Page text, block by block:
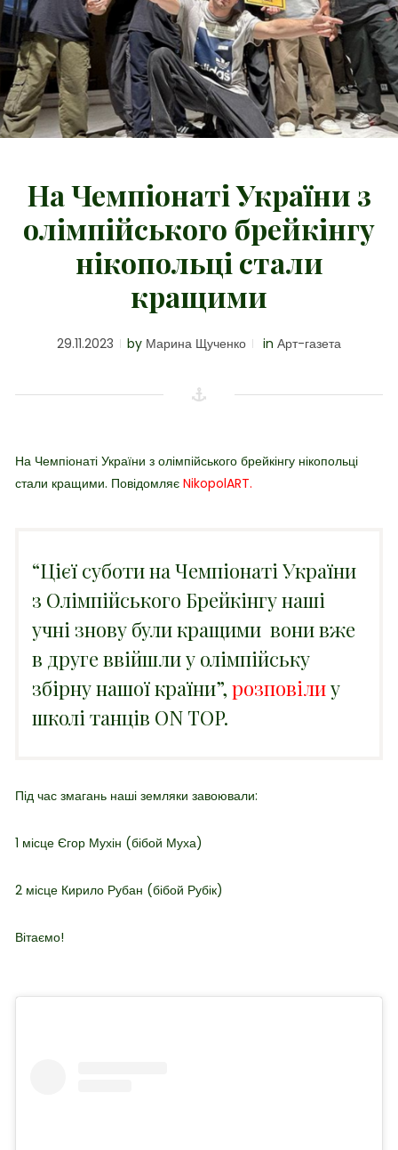
На Чемпіонаті України з
олімпійського брейкінгу
нікопольці стали
кращими
29.11.2023 by Марина Щученко in Арт-газета
На Чемпіонаті України з олімпійського брейкінгу нікопольці
стали кращими. Повідомляє NikopolART.
“Цієї суботи на Чемпіонаті України
з Олімпійського Брейкінгу наші
учні знову були кращими вони вже
в друге ввійшли у олімпійську
збірну нашої країни”, розповілиу
школі танців ON TOP.
Під час змагань наші земляки завоювали:
1 місце Єгор Мухін (бібой Муха)
2 місце Кирило Рубан (бібой Рубік)
Вітаємо!